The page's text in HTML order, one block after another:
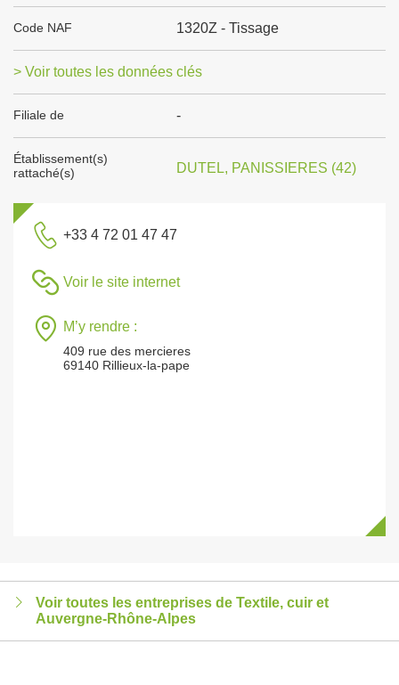
Code NAF 1320Z - Tissage
> Voir toutes les données clés
Filiale de -
Établissement(s)
rattaché(s)
DUTEL, PANISSIERES (42)
+33 4 72 01 47 47
Voir le site internet
M’y rendre :
409 rue des mercieres
69140 Rillieux-la-pape
Voir toutes les entreprises de Textile, cuir et
Auvergne-Rhône-Alpes